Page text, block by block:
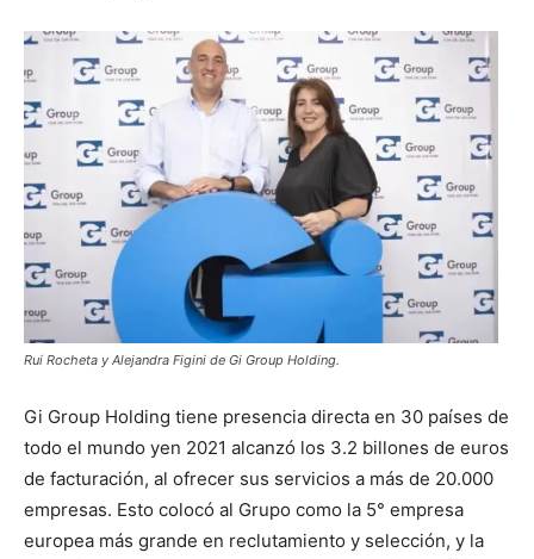
Rui Rocheta y Alejandra Figini de Gi Group Holding.
Gi Group Holding tiene presencia directa en 30 países de
todo el mundo yen 2021 alcanzó los 3.2 billones de euros
de facturación, al ofrecer sus servicios a más de 20.000
empresas. Esto colocó al Grupo como la 5° empresa
europea más grande en reclutamiento y selección, y la